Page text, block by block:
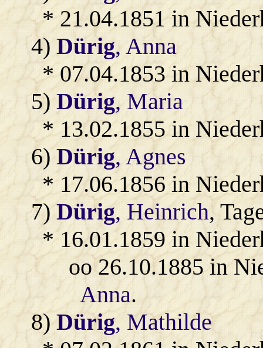
* 21.04.1851 in
4)Dürig, Anna
* 07.04.1853 in
5)Dürig, Maria
* 13.02.1855 in
6)Dürig, Agnes
* 17.06.1856 in
7)Dürig, Heinrich,
* 16.01.1859 in
oo 26.10.1885 in
Anna.
8)Dürig, Mathilde